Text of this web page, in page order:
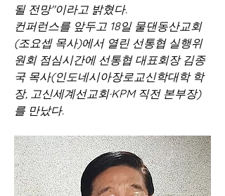
될 전망"이라고 밝혔다.
컨퍼런스를 앞두고 18일 물댄동산교회
(조요셉 목사)에서 열린 선통협 실행위
원회 점심시간에 선통협 대표회장 김종
국 목사(인도네시아장로교신학대학 학
장, 고신세계선교회·KPM 직전 본부장)
를 만났다.